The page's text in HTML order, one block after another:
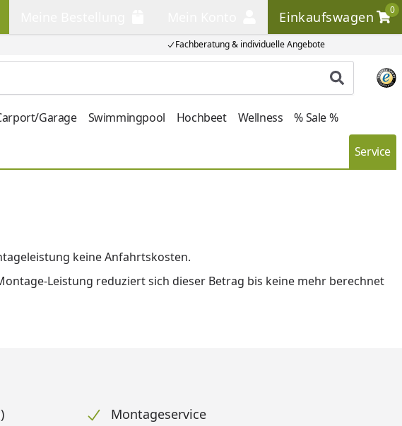
Fachberatung & individuelle Angebote
Einkaufswagen
0
Einkaufswagen
Produkt
Garage Swimmingpool Hochbeet Wellness % Sale %
Service
keine Anfahrtskosten.
Leistung reduziert sich dieser Betrag bis keine mehr berechnet
Montageservice